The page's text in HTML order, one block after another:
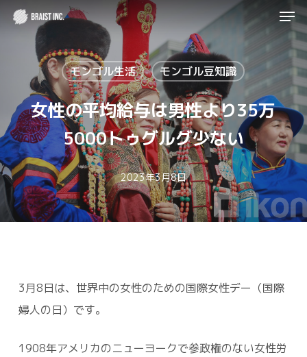
Skip
content
モンゴル生活 モンゴル豆知識
女性の平均給与は男性より35万
5000トゥグルグ少ない
2023年3月8日
3月8日は、世界中の女性のための国際女性デー（国際
婦人の日）です。
1908年アメリカのニューヨークで参政権のない女性労
Close
Menu